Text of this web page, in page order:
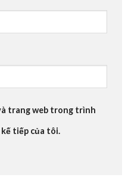
trang web trong trình
tiếp của tôi.